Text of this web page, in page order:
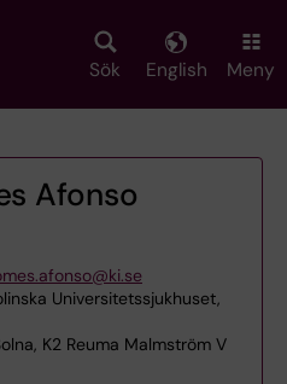
Sök English Meny
Afonso
Universitetssjukhuset,
K2 Reuma Malmström V